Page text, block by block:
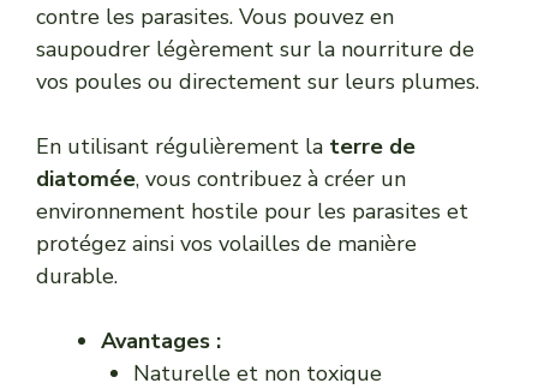
contre les parasites. Vous pouvez en
saupoudrer légèrement sur la nourriture de
vos poules ou directement sur leurs plumes.
En utilisant régulièrement la terre de
diatomée, vous contribuez à créer un
environnement hostile pour les parasites et
protégez ainsi vos volailles de manière
durable.
Avantages :
Naturelle et non toxique